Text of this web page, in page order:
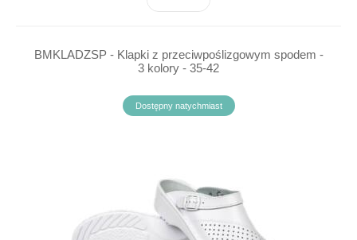
BMKLADZSP - Klapki z przeciwpoślizgowym spodem -
3 kolory - 35-42
Dostępny natychmiast